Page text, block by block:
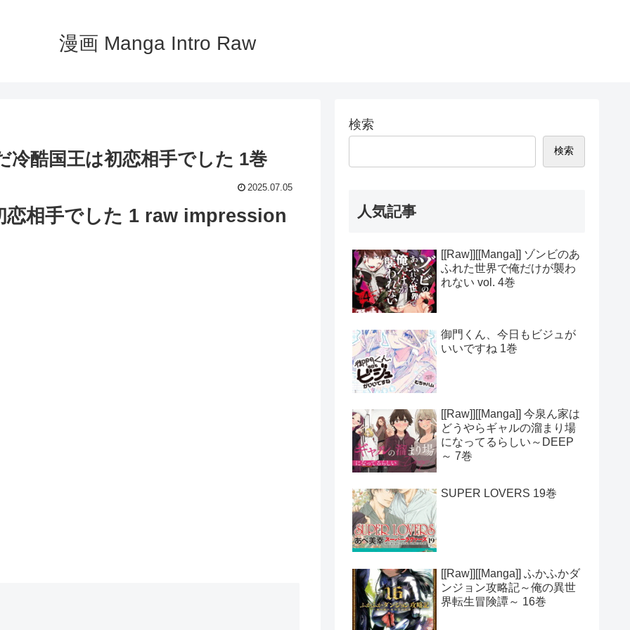
漫画 Manga Intro Raw
酷国王は初恋相手でした 1巻
2025.07.05
恋相手でした 1 raw impression
検索
検索
人気記事
[[Raw]][[Manga]] ゾンビのあ
ふれた世界で俺だけが襲わ
れない vol. 4巻
御門くん、今日もビジュが
いいですね 1巻
[[Raw]][[Manga]] 今泉ん家は
どうやらギャルの溜まり場
になってるらしい～DEEP
～ 7巻
SUPER LOVERS 19巻
[[Raw]][[Manga]] ふかふかダ
ンジョン攻略記～俺の異世
界転生冒険譚～ 16巻